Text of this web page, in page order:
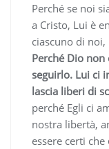
Perché se noi
a Cristo, Lui è
ciascuno di
Perché Dio
seguirlo. Lui ci
lascia liberi di
perché Egli ci
nostra libertà,
essere certi che